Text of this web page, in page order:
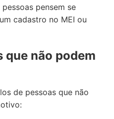
pensem se
cadastro no MEI ou
que não podem
de pessoas que não